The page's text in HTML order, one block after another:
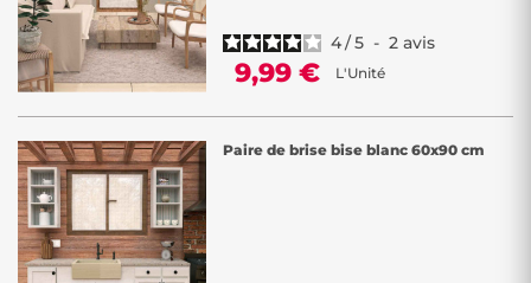
4/5 - 2 avis
9,99 € L'Unité
Paire de brise bise blanc 60x90 cm